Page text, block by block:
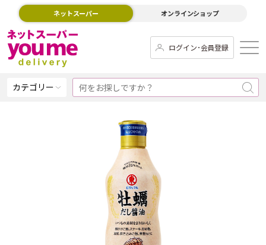
ネットスーパー オンラインショップ
ログイン･会員登録
カテゴリー